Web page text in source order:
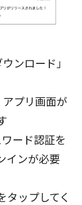
ンロード」
プリ画面が
ード認証を
インが必要
タップしてく